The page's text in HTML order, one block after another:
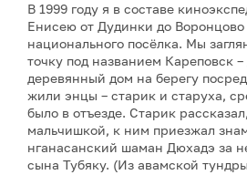
В 1999 году я в составе
Енисею от Дудинки до Воронцово
национального посёлка. Мы
точку под названием Кареповск
деревянный дом на берегу
жили энцы – старик и старуха,
было в отъезде. Старик
мальчишкой, к ним приезжал
нганасанский шаман Дюхадэ за
сына Тубяку. (Из авамской